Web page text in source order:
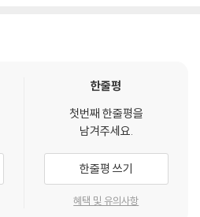
한줄평
첫번째 한줄평을
남겨주세요.
한줄평 쓰기
혜택 및 유의사항